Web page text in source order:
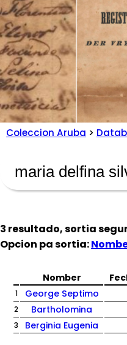
Coleccion Aruba >
3 resultado, sortia
Opcion pa sortia:
Nomber
1 George Septimo
2 Bartholomina
3 Berginia Eugenia